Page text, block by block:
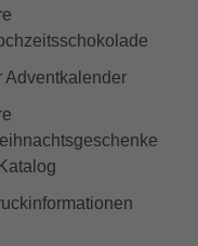
Adventkalender